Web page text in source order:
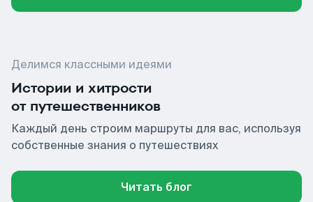
Делимся классными идеями
Истории и хитрости
от путешественников
Каждый день строим маршруты для вас, используя
собственные знания о путешествиях
Читать блог